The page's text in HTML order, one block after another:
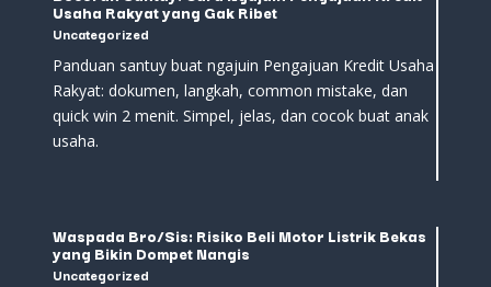
Usaha Rakyat yang Gak Ribet
Uncategorized
Panduan santuy buat ngajuin Pengajuan Kredit Usaha
Rakyat: dokumen, langkah, common mistake, dan
quick win 2 menit. Simpel, jelas, dan cocok buat anak
usaha.
Waspada Bro/Sis: Risiko Beli Motor Listrik Bekas
yang Bikin Dompet Nangis
Uncategorized